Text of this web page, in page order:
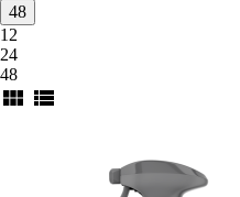
48
12
24
48
view_module view_list